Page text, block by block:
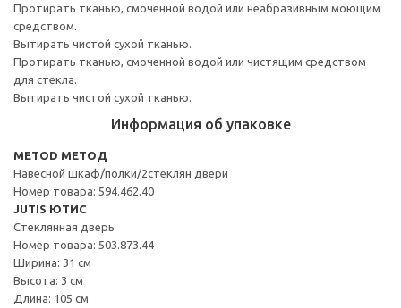
Протирать тканью, смоченной водой или неабразивным моющим
средством.
Вытирать чистой сухой тканью.
Протирать тканью, смоченной водой или чистящим средством
для стекла.
Вытирать чистой сухой тканью.
Информация об упаковке
METOD МЕТОД
Навесной шкаф/полки/2стеклян двери
Номер товара: 594.462.40
JUTIS ЮТИС
Стеклянная дверь
Номер товара: 503.873.44
Ширина: 31 см
Высота: 3 см
Длина: 105 см